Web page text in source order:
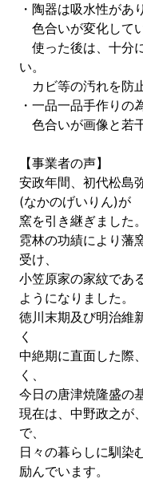
・陶器は吸水性があ
色合いが変化して
使った後は、十分
い。
カビ等の汚れを防
・一品一品手作りの
色合いが画像と若
【事業者の声】
安政年間、初代松島
(なかのげいりん)が
窯を引き継ぎました。
霓林の功績により藩
受け、
小笠原家の家紋であ
ようになりました。
徳川末期及び明治維
く
中絶期に直面した際
く、
今日の唐津焼隆盛の
現在は、中野政之が
で、
日々の暮らしに馴染
励んでいます。